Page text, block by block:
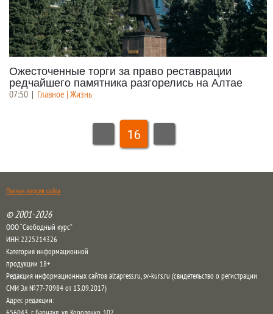
Ожесточенные торги за право реставрации
редчайшего памятника разгорелись на Алтае
07:50 | Главное | Жизнь
16
Полная версия сайта
© 2001-2026
ООО “Свободный курс”
ИНН 2225214326
Категория информационной
продукции 18+
Редакция информационных сайтов altapress.ru, sv-kurs.ru (свидетельство о регистрации
СМИ Эл №77-70984 от 13.09.2017)
Адрес редакции: